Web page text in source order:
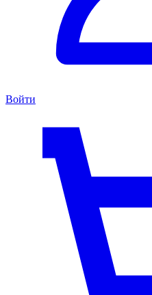
Войти